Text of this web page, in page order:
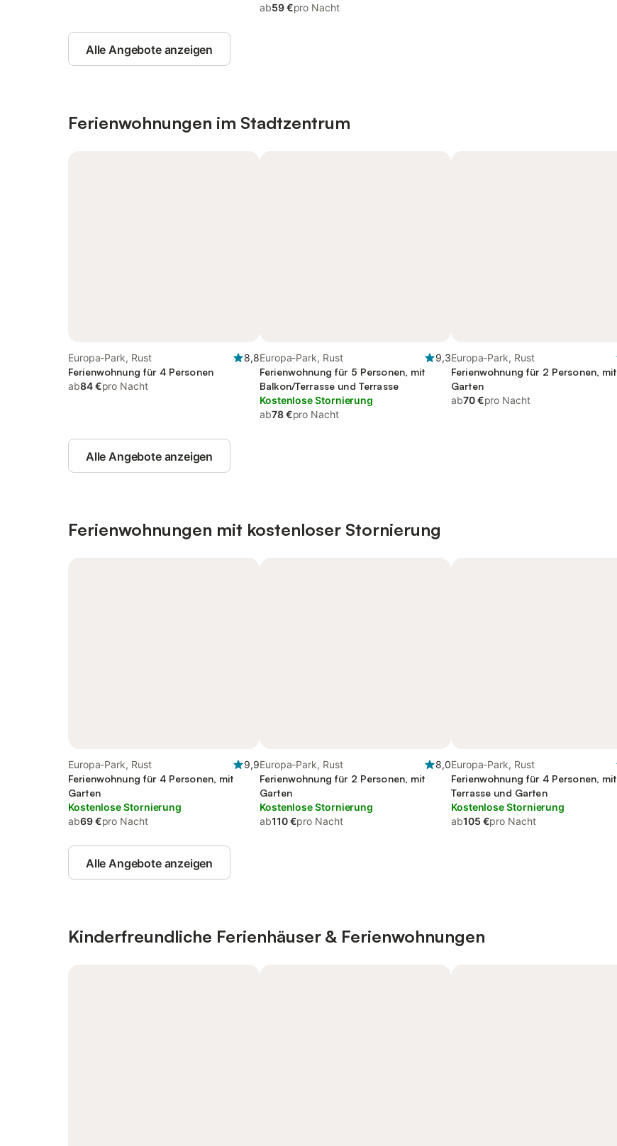
ab59 €pro Nacht
Alle Angebote anzeigen
Ferienwohnungen im Stadtzentrum
Europa-Park, Rust
8,8
Ferienwohnung für 4 Personen
ab84 €pro Nacht
Europa-Park, Rust
9,3
Ferienwohnung für 5 Personen, mit
Balkon/Terrasse und Terrasse
Kostenlose Stornierung
ab78 €pro Nacht
Europa-Park, Rust
Ferienwohnung für 2 Personen, mit
Garten
ab70 €pro Nacht
Alle Angebote anzeigen
Ferienwohnungen mit kostenloser Stornierung
Europa-Park, Rust
9,9
Ferienwohnung für 4 Personen, mit
Garten
Kostenlose Stornierung
ab69 €pro Nacht
Europa-Park, Rust
8,0
Ferienwohnung für 2 Personen, mit
Garten
Kostenlose Stornierung
ab110 €pro Nacht
Europa-Park, Rust
Ferienwohnung für 4 Personen, mit
Terrasse und Garten
Kostenlose Stornierung
ab105 €pro Nacht
Alle Angebote anzeigen
Kinderfreundliche Ferienhäuser & Ferienwohnungen